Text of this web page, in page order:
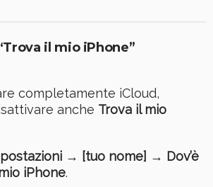
il mio iPhone”
completamente iCloud,
anche Trova il mio
→ [tuo nome] → Dov’è
iPhone.